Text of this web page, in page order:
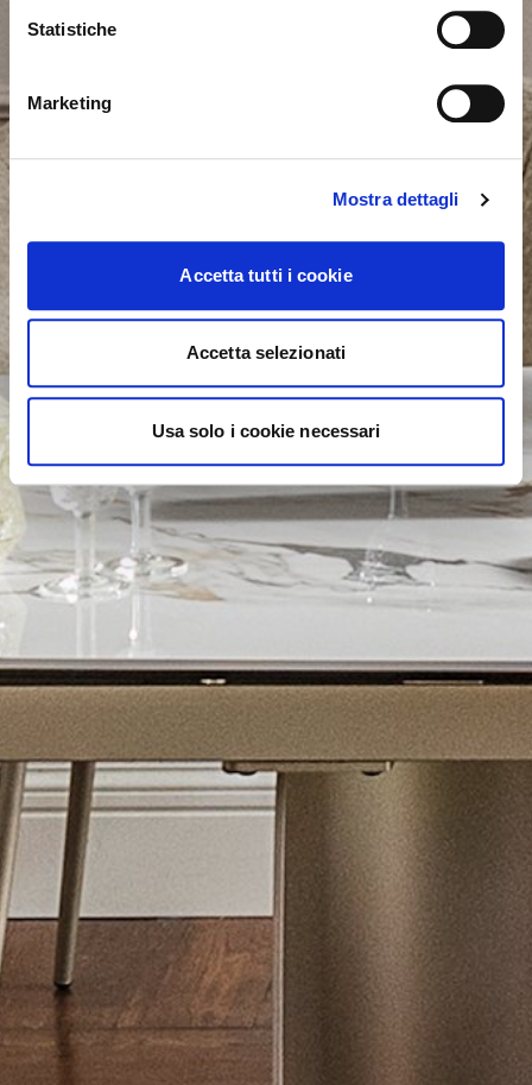
Statistiche
Marketing
Mostra dettagli
Accetta tutti i cookie
Accetta selezionati
Usa solo i cookie necessari